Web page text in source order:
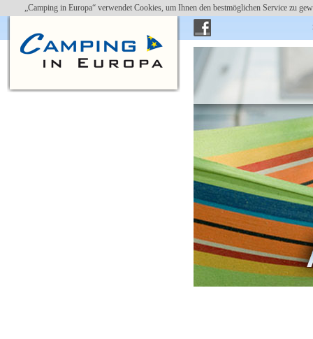
„Camping in Europa“ verwendet Cookies, um Ihnen den bestmöglichen Service zu